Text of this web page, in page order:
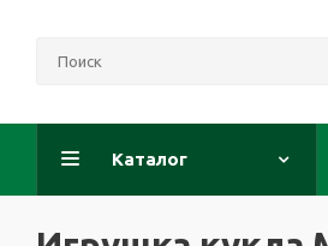
Каталог